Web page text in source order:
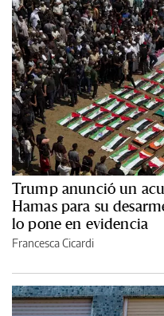
Trump anunció un
Hamas para su
lo pone en evidencia
Francesca Cicardi